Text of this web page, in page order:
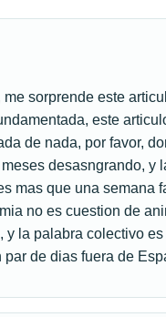
sorprende este
este
de nada, por favor,
desasngrando, y
mas que una semana
no es cuestion de
la palabra colectivo
de dias fuera de